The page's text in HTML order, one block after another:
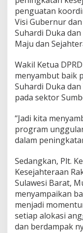
r
a
l
r
o
r
r
penguatan
Visi Gubernur
Suhardi Duka
Maju dan
Wakil Ketua
menyambut baik
Suhardi Duka
pada sektor
“Jadi kita
program
dalam
Sedangkan, Plt.
Kesejahteraan
Sulawesi Barat,
menyampaikan
menjadi
setiap alokasi
dan berdampak